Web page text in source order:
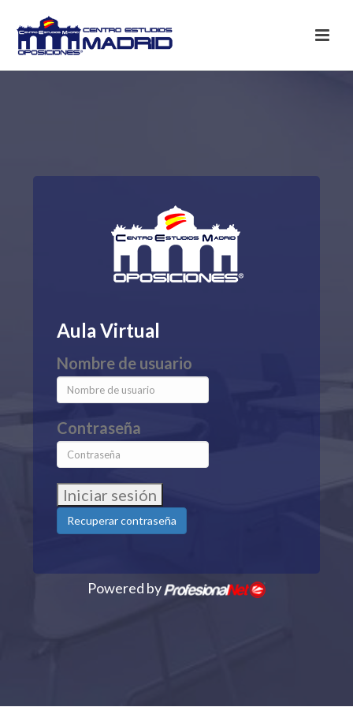
Aula Virtual
Nombre de usuario
Contraseña
Iniciar sesión
Recuperar contraseña
Powered by